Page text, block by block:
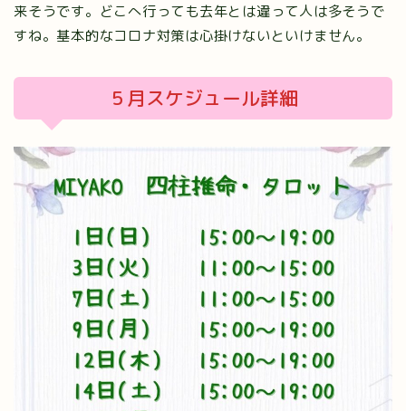
来そうです。どこへ行っても去年とは違って人は多そうで
すね。基本的なコロナ対策は心掛けないといけません。
５月スケジュール詳細